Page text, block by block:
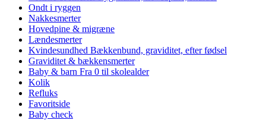
Ondt i ryggen
Nakkesmerter
Hovedpine & migræne
Lændesmerter
Kvindesundhed Bækkenbund, graviditet, efter fødsel
Graviditet & bækkensmerter
Baby & barn Fra 0 til skolealder
Kolik
Refluks
Favoritside
Baby check